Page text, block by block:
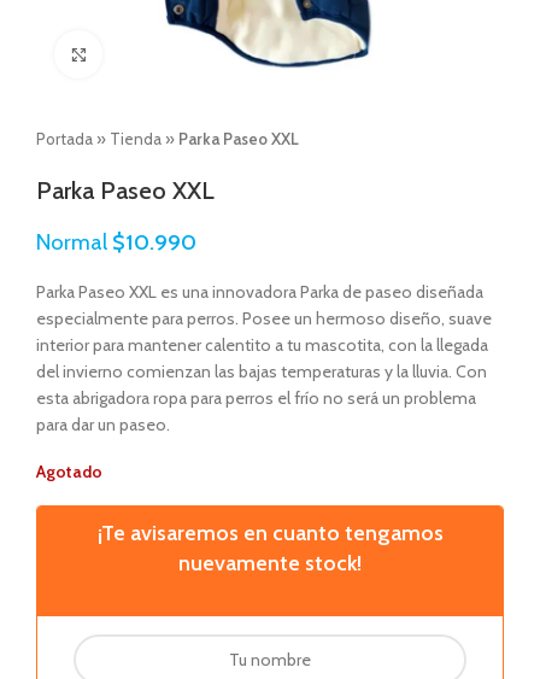
Portada » Tienda » Parka Paseo XXL
Parka Paseo XXL
Normal $10.990
Parka Paseo XXL es una innovadora Parka de paseo diseñada
especialmente para perros. Posee un hermoso diseño, suave
interior para mantener calentito a tu mascotita, con la llegada
del invierno comienzan las bajas temperaturas y la lluvia. Con
esta abrigadora ropa para perros el frío no será un problema
para dar un paseo.
Agotado
¡Te avisaremos en cuanto tengamos
nuevamente stock!